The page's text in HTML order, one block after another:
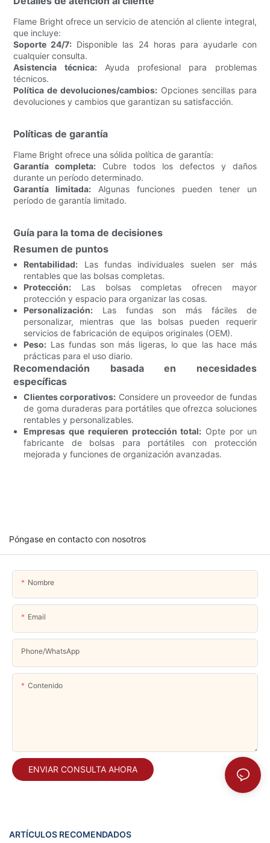
Flame Bright ofrece un servicio de atención al cliente integral,
que incluye:
Soporte 24/7: Disponible las 24 horas para ayudarle con
cualquier consulta.
Asistencia técnica:Ayuda profesional para problemas
técnicos.
Política de devoluciones/cambios: Opciones sencillas para
devoluciones y cambios que garantizan su satisfacción.
Políticas de garantía
Flame Bright ofrece una sólida política de garantía:
Garantía completa: Cubre todos los defectos y daños
durante un período determinado.
Garantía limitada: Algunas funciones pueden tener un
período de garantía limitado.
Guía para la toma de decisiones
Resumen de puntos
Rentabilidad: Las fundas individuales suelen ser más
rentables que las bolsas completas.
Protección: Las bolsas completas ofrecen mayor
protección y espacio para organizar las cosas.
Personalización: Las fundas son más fáciles de
personalizar, mientras que las bolsas pueden requerir
servicios de fabricación de equipos originales (OEM).
Peso: Las fundas son más ligeras, lo que las hace más
prácticas para el uso diario.
Recomendación basada en necesidades
específicas
Clientes corporativos: Considere un proveedor de fundas
de goma duraderas para portátiles que ofrezca soluciones
rentables y personalizables.
Empresas que requieren protección total: Opte por un
fabricante de bolsas para portátiles con protección
mejorada y funciones de organización avanzadas.
Póngase en contacto con nosotros
Nombre
Email
Phone/whatsApp
Contenido
ENVIAR CONSULTA AHORA
ARTÍCULOS RECOMENDADOS